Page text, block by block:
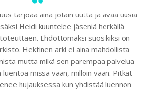
tarjoaa aina jotain uutta ja avaa uusia
Heidi kuuntelee jäseniä herkällä
Ehdottomaksi suosikiksi on
Hektinen arki ei aina mahdollista
mutta mikä sen parempaa palvelua
luentoa missä vaan, milloin vaan. Pitkät
hujauksessa kun yhdistää luennon